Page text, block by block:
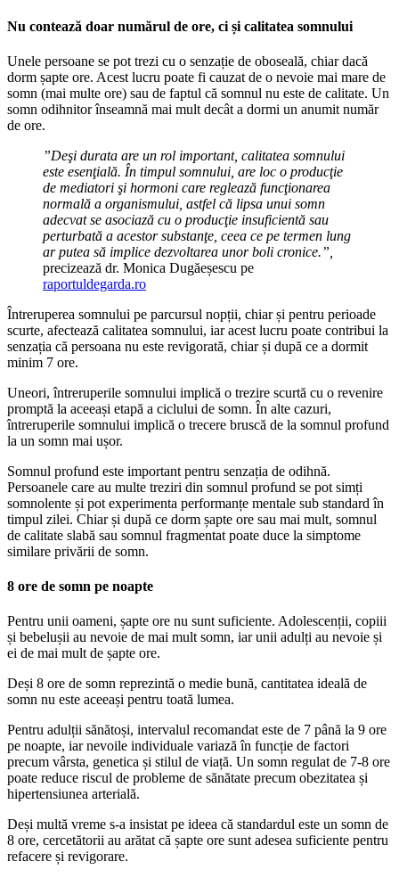
Nu contează doar numărul de ore, ci și calitatea somnului
Unele persoane se pot trezi cu o senzație de oboseală, chiar dacă
dorm șapte ore. Acest lucru poate fi cauzat de o nevoie mai mare de
somn (mai multe ore) sau de faptul că somnul nu este de calitate. Un
somn odihnitor înseamnă mai mult decât a dormi un anumit număr
de ore.
”Deşi durata are un rol important, calitatea somnului
este esenţială. În timpul somnului, are loc o producţie
de mediatori şi hormoni care reglează funcţionarea
normală a organismului, astfel că lipsa unui somn
adecvat se asociază cu o producţie insuficientă sau
perturbată a acestor substanţe, ceea ce pe termen lung
ar putea să implice dezvoltarea unor boli cronice.”,
precizează dr. Monica Dugăeșescu pe
raportuldegarda.ro
Întreruperea somnului pe parcursul nopții, chiar și pentru perioade
scurte, afectează calitatea somnului, iar acest lucru poate contribui la
senzația că persoana nu este revigorată, chiar și după ce a dormit
minim 7 ore.
Uneori, întreruperile somnului implică o trezire scurtă cu o revenire
promptă la aceeași etapă a ciclului de somn. În alte cazuri,
întreruperile somnului implică o trecere bruscă de la somnul profund
la un somn mai ușor.
Somnul profund este important pentru senzația de odihnă.
Persoanele care au multe treziri din somnul profund se pot simți
somnolente și pot experimenta performanțe mentale sub standard în
timpul zilei. Chiar și după ce dorm șapte ore sau mai mult, somnul
de calitate slabă sau somnul fragmentat poate duce la simptome
similare privării de somn.
8 ore de somn pe noapte
Pentru unii oameni, șapte ore nu sunt suficiente. Adolescenții, copiii
și bebelușii au nevoie de mai mult somn, iar unii adulți au nevoie și
ei de mai mult de șapte ore.
Deși 8 ore de somn reprezintă o medie bună, cantitatea ideală de
somn nu este aceeași pentru toată lumea.
Pentru adulții sănătoși, intervalul recomandat este de 7 până la 9 ore
pe noapte, iar nevoile individuale variază în funcție de factori
precum vârsta, genetica și stilul de viață. Un somn regulat de 7-8 ore
poate reduce riscul de probleme de sănătate precum obezitatea și
hipertensiunea arterială.
Deși multă vreme s-a insistat pe ideea că standardul este un somn de
8 ore, cercetătorii au arătat că șapte ore sunt adesea suficiente pentru
refacere și revigorare.